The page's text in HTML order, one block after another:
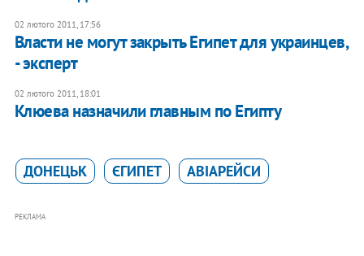
02 лютого 2011, 17:56
Власти не могут закрыть Египет для украинцев,
- эксперт
02 лютого 2011, 18:01
Клюева назначили главным по Египту
ДОНЕЦЬК ЄГИПЕТ АВІАРЕЙСИ
РЕКЛАМА